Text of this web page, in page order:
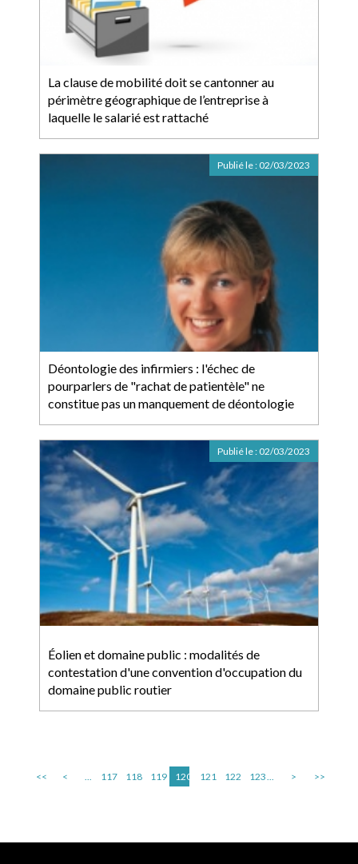
La clause de mobilité doit se cantonner au
périmètre géographique de l’entreprise à
laquelle le salarié est rattaché
Déontologie des infirmiers : l'échec de
pourparlers de "rachat de patientèle" ne
constitue pas un manquement de déontologie
Publié le : 02/03/2023
Éolien et domaine public : modalités de
contestation d'une convention d'occupation du
domaine public routier
Publié le : 02/03/2023
<< < ... 117 118 119 120 121 122 123... > >>